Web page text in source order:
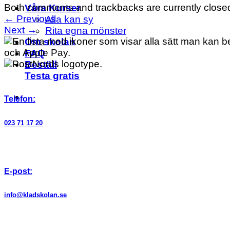
Våra Kurser
Alla kan sy
Rita egna mönster
Om skolan
FAQ
Beställ
Testa gratis
Both comments and trackbacks are currently
← Previous
Next →
Telefon:
023 71 17 20
E-post:
info@kladskolan.se